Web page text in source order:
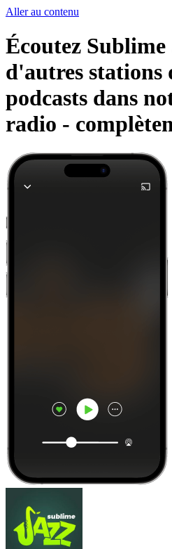
Aller au contenu
Écoutez Sublime
d'autres stations
podcasts dans
radio -